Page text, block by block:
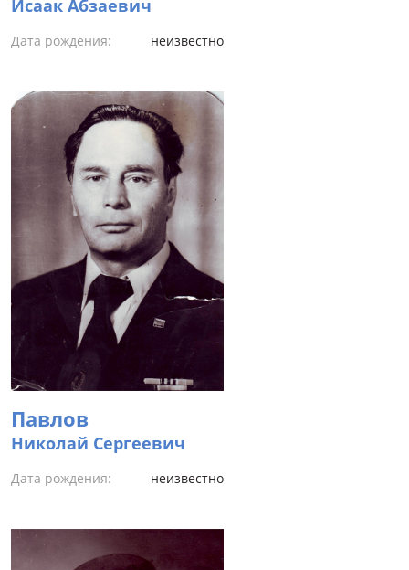
Исаак Абзаевич
Дата рождения: неизвестно
Павлов
Николай Сергеевич
Дата рождения: неизвестно